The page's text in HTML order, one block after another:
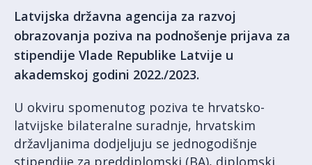
Latvijska državna agencija za razvoj
obrazovanja poziva na podnošenje prijava za
stipendije Vlade Republike Latvije u
akademskoj godini 2022./2023.
U okviru spomenutog poziva te hrvatsko-
latvijske bilateralne suradnje, hrvatskim
državljanima dodjeljuju se jednogodišnje
stipendije za preddiplomski (BA), diplomski